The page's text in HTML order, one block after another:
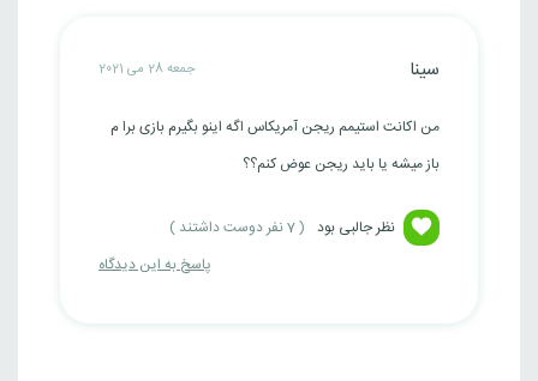
سینا جمعه 28 می 2021
من اکانت استیمم ریجن آمریکاس اگه اینو بگیرم بازی برا م
باز میشه یا باید ریجن عوض کنم؟؟
نظر جالبی بود (
7نفر دوست داشتند )
پاسخ به این دیدگاه